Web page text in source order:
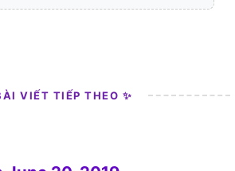
VIẾT TIẾP THEO ✨